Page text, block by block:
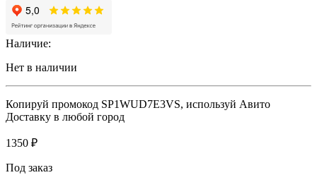
Наличие:
Нет в наличии
Копируй промокод SP1WUD7E3VS, используй Авито
Доставку в любой город
1350 ₽
Под заказ